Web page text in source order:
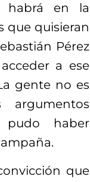
habrá en la
que quisieran
Pérez
a ese
gente no es
pudo haber
que